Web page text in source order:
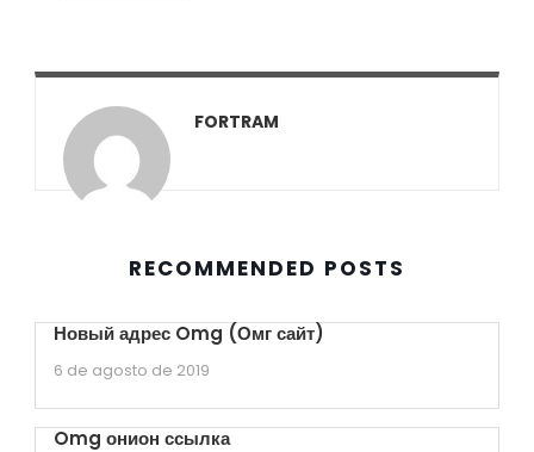
FORTRAM
RECOMMENDED POSTS
Новый адрес Omg (Омг сайт)
6 de agosto de 2019
Omg онион ссылка